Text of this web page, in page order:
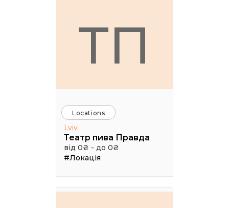
ТП
Locations
Lviv
Театр пива Правда
від 0₴ - до 0₴
#Локація